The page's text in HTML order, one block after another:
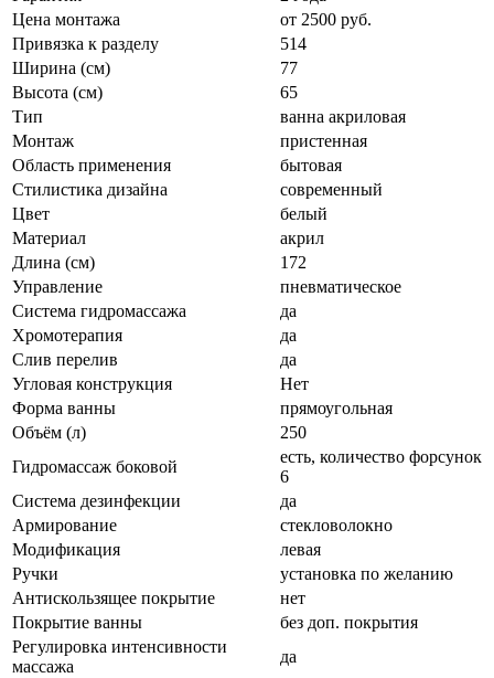
Цена монтажа
от 2500 руб.
Привязка к разделу
514
Ширина (см)
77
Высота (см)
65
Тип
ванна акриловая
Монтаж
пристенная
Область применения
бытовая
Стилистика дизайна
современный
Цвет
белый
Материал
акрил
Длина (см)
172
Управление
пневматическое
Система гидромассажа
да
Хромотерапия
да
Слив перелив
да
Угловая конструкция
Нет
Форма ванны
прямоугольная
Объём (л)
250
Гидромассаж боковой
есть, количество форсунок
6
Система дезинфекции
да
Армирование
стекловолокно
Модификация
левая
Ручки
установка по желанию
Антискользящее покрытие
нет
Покрытие ванны
без доп. покрытия
Регулировка интенсивности
массажа
да